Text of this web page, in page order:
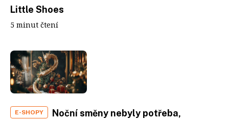
Little Shoes
5 minut čtení
E-SHOPY
Noční směny nebyly potřeba,